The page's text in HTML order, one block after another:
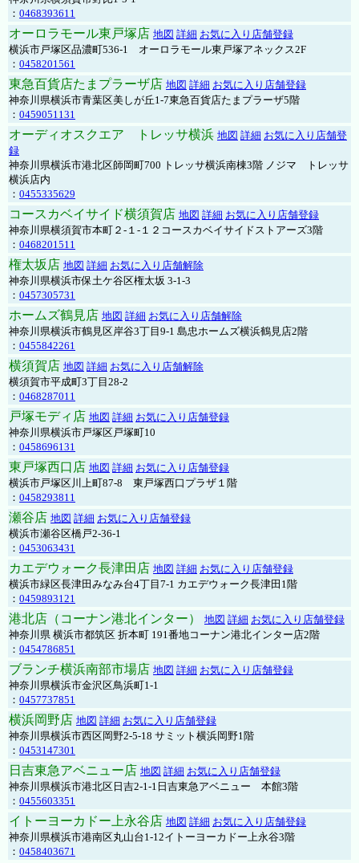
： 0468393611
オーロラモール東戸塚店 地図 詳細 お気に入り店舗登録
横浜市戸塚区品濃町536-1 オーロラモール東戸塚アネックス2F
： 0458201561
東急百貨店たまプラーザ店 地図 詳細 お気に入り店舗登録
神奈川県横浜市青葉区美しが丘1-7東急百貨店たまプラーザ5階
： 0459051131
オーディオスクエア トレッサ横浜 地図 詳細 お気に入り店舗登
録
神奈川県横浜市港北区師岡町700 トレッサ横浜南棟3階 ノジマ トレッサ
横浜店内
： 0455335629
コースカベイサイド横須賀店 地図 詳細 お気に入り店舗登録
神奈川県横須賀市本町２-１-１２コースカベイサイドストアーズ3階
： 0468201511
権太坂店 地図 詳細 お気に入り店舗解除
神奈川県横浜市保土ケ谷区権太坂 3-1-3
： 0457305731
ホームズ鶴見店 地図 詳細 お気に入り店舗解除
神奈川県横浜市鶴見区岸谷3丁目9-1 島忠ホームズ横浜鶴見店2階
： 0455842261
横須賀店 地図 詳細 お気に入り店舗解除
横須賀市平成町3丁目28-2
： 0468287011
戸塚モディ店 地図 詳細 お気に入り店舗登録
神奈川県横浜市戸塚区戸塚町10
： 0458696131
東戸塚西口店 地図 詳細 お気に入り店舗登録
横浜市戸塚区川上町87-8 東戸塚西口プラザ１階
： 0458293811
瀬谷店 地図 詳細 お気に入り店舗登録
横浜市瀬谷区橋戸2-36-1
： 0453063431
カエデウォーク長津田店 地図 詳細 お気に入り店舗登録
横浜市緑区長津田みなみ台4丁目7-1 カエデウォーク長津田1階
： 0459893121
港北店（コーナン港北インター） 地図 詳細 お気に入り店舗登録
神奈川県 横浜市都筑区 折本町 191番地コーナン港北インター店2階
： 0454786851
ブランチ横浜南部市場店 地図 詳細 お気に入り店舗登録
神奈川県横浜市金沢区鳥浜町1-1
： 0457737851
横浜岡野店 地図 詳細 お気に入り店舗登録
神奈川県横浜市西区岡野2-5-18 サミット横浜岡野1階
： 0453147301
日吉東急アベニュー店 地図 詳細 お気に入り店舗登録
神奈川県横浜市港北区日吉2-1-1日吉東急アベニュー 本館3階
： 0455603351
イトーヨーカドー上永谷店 地図 詳細 お気に入り店舗登録
神奈川県横浜市港南区丸山台1-12イトーヨーカドー上永谷3階
： 0458403671